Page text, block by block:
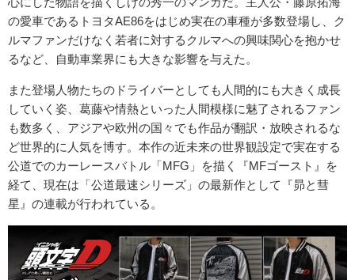
の愛車であるトヨタAE86をはじめ実在の車種が多数登場し、ク
ルマファンだけなく若者に対するクルマへの興味関心を抱かせ
るなど、自動車業界にも大きな影響を与えた。
また登場人物たちのドライバーとしても人間的にも大きく成長
していく姿、葛藤や情熱といった人間模様に魅了されるファン
も数多く、アジアや欧州の国々でも作品が翻訳・放映されるな
ど世界的に人気を博す。本作の近未来の世界観設定で実在する
公道でのカーレースバトル「MFG」を描く『MFゴースト』を
経て、現在は「公道最速シリーズ」の最新作として『昴と彗
星』の連載が行われている。